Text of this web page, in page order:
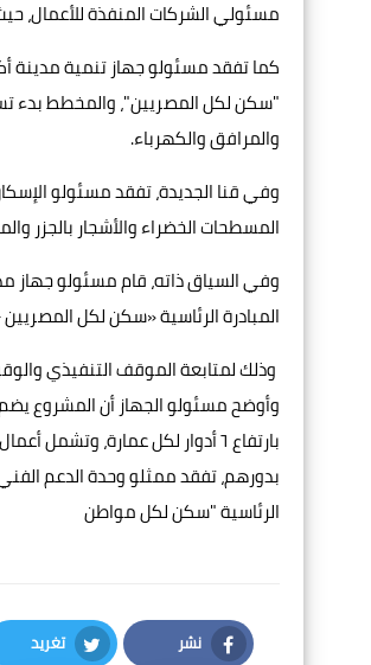
مسئولي الشركات المنفذة للأعمال، حيث يضم المشروع 83 عمارة سكنية وبتكلفة إجمالية
"سكن لكل المصريين"، والمخطط بدء
والمرافق والكهرباء.
وفي قنا الجديدة، تفقد مسئولو
المسطحات الخضراء والأشجار بالجزر
وفي السياق ذاته، قام مسئولو
المبادرة الرئاسية «سكن لكل
وذلك لمتابعة الموقف التنفيذي
بارتفاع ٦ أدوار لكل عمارة، وتشمل أعمال الربط على المرافق وتنفيذ تنسيق الموقع العام.
بدورهم، تفقد ممثلو وحدة الدعم
الرئاسية "سكن لكل مواطن
نشر تغريد